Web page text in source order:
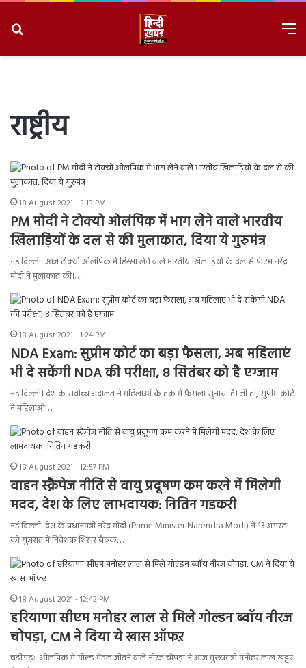
राष्ट्रीय
18 August 2021 - 3:13 PM
PM मोदी ने टोक्यो ओलंपिक में भाग लेने वाले भारतीय
खिलाड़ियों के दल से की मुलाकात, दिया ये गुरुमंत्र
नई दिल्ली: आज टोक्यो ओलंपिक में हिस्सा लेने वाले भारतीय खिलाड़ियों के दल से पीएम नरेंद्र
मोदी ने मुलाकात की।…
18 August 2021 - 1:24 PM
NDA Exam: सुप्रीम कोर्ट का बड़ा फैसला, अब महिलाएं
भी दे सकेंगी NDA की परीक्षा, 8 सितंबर को है एग्जाम
नई दिल्ली। देश के सर्वोच्च अदालत ने महिलाओं के हक में फैसला सुनाया है। जी हां, सुप्रीम कोर्ट
ने महिलाओं…
18 August 2021 - 12:57 PM
वाहन स्क्रैपेज नीति से वायु प्रदूषण कम करने में मिलेगी
मदद, देश के लिए लाभदायक: नितिन गडकरी
नई दिल्ली: देश के प्रधानमंत्री नरेंद्र मोदी (Prime Minister Narendra Modi) ने 13 अगस्त
को गुजरात में निवेशक शिखर बैठक…
18 August 2021 - 12:42 PM
हरियाणा सीएम मनोहर लाल से मिले गोल्डन ब्वॉय नीरज
चोपड़ा, CM ने दिया ये खास ऑफऱ
चंडीगढ़: ओलंपिक में गोल्ड मेडल जीतने वाले नीरज चोपड़ा ने आज मुख्यमंत्री मनोहर लाल खट्टर